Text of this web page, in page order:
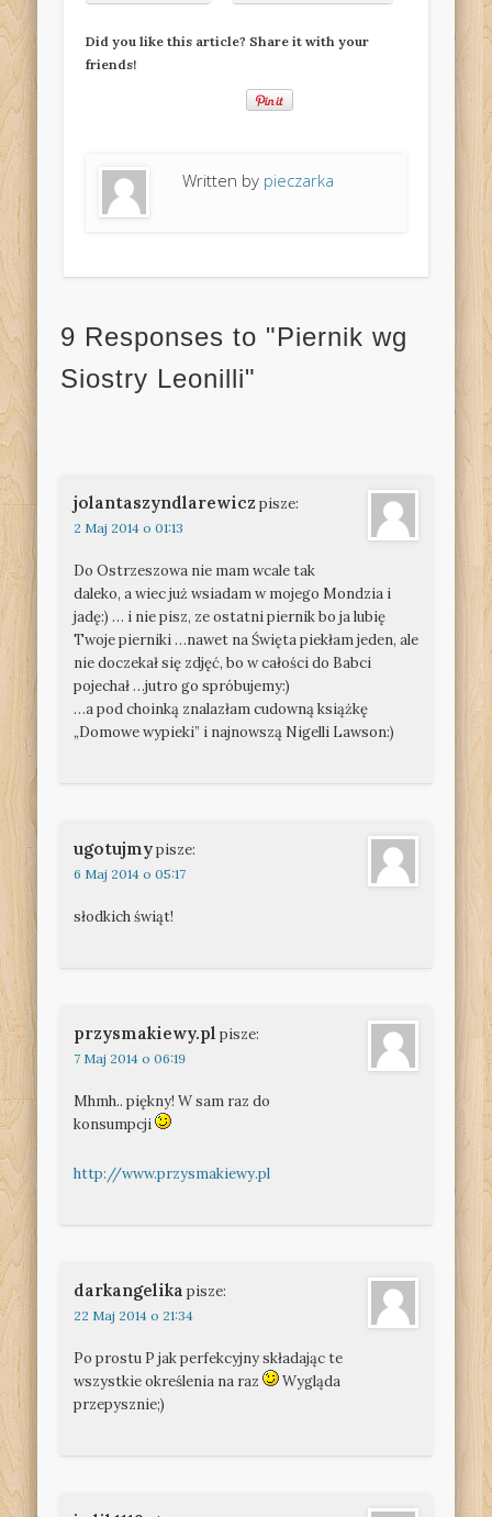
Did you like this article? Share it with your
friends!
Written by pieczarka
9 Responses to "Piernik wg
Siostry Leonilli"
jolantaszyndlarewiczpisze:
2 Maj 2014 o 01:13
Do Ostrzeszowa nie mam wcale tak
daleko, a wiec już wsiadam w mojego Mondzia i
jadę:) … i nie pisz, ze ostatni piernik bo ja lubię
Twoje pierniki …nawet na Święta piekłam jeden, ale
nie doczekał się zdjęć, bo w całości do Babci
pojechał …jutro go spróbujemy:)
…a pod choinką znalazłam cudowną książkę
„Domowe wypieki” i najnowszą Nigelli Lawson:)
ugotujmypisze:
6 Maj 2014 o 05:17
słodkich świąt!
przysmakiewy.pl pisze:
7 Maj 2014 o 06:19
Mhmh.. piękny! W sam raz do
konsumpcji
http://www.przysmakiewy.pl
darkangelika pisze:
22 Maj 2014 o 21:34
Po prostu P jak perfekcyjny składając te
wszystkie określenia na raz
Wygląda
przepysznie;)